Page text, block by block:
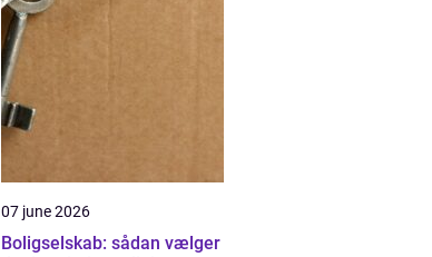
07 june 2026
Boligselskab: sådan vælger